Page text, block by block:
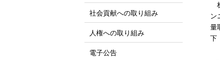
ン
量
下
社会貢献への取り組み
人権への取り組み
電子公告